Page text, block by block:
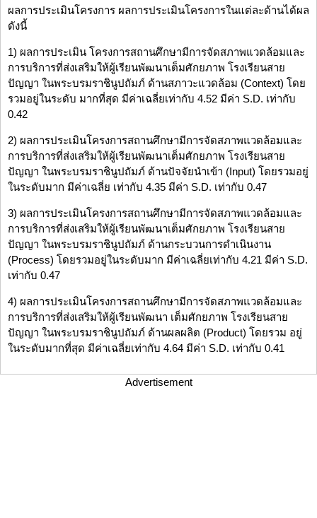
ผลการประเมินโครงการ ผลการประเมินโครงการในแต่ละด้านได้ผล
ดังนี้
1) ผลการประเมิน โครงการสถานศึกษามีการจัดสภาพแวดล้อมและ
การบริการที่ส่งเสริมให้ผู้เรียนพัฒนาเต็มศักยภาพ โรงเรียนสาย
ปัญญา ในพระบรมราชินูปถัมภ์ ด้านสภาวะแวดล้อม (Context) โดย
รวมอยู่ในระดับ มากที่สุด มีค่าเฉลี่ยเท่ากับ 4.52 มีค่า S.D. เท่ากับ
0.42
2) ผลการประเมินโครงการสถานศึกษามีการจัดสภาพแวดล้อมและ
การบริการที่ส่งเสริมให้ผู้เรียนพัฒนาเต็มศักยภาพ โรงเรียนสาย
ปัญญา ในพระบรมราชินูปถัมภ์ ด้านปัจจัยนำเข้า (Input) โดยรวมอยู่
ในระดับมาก มีค่าเฉลี่ย เท่ากับ 4.35 มีค่า S.D. เท่ากับ 0.47
3) ผลการประเมินโครงการสถานศึกษามีการจัดสภาพแวดล้อมและ
การบริการที่ส่งเสริมให้ผู้เรียนพัฒนาเต็มศักยภาพ โรงเรียนสาย
ปัญญา ในพระบรมราชินูปถัมภ์ ด้านกระบวนการดำเนินงาน
(Process) โดยรวมอยู่ในระดับมาก มีค่าเฉลี่ยเท่ากับ 4.21 มีค่า S.D.
เท่ากับ 0.47
4) ผลการประเมินโครงการสถานศึกษามีการจัดสภาพแวดล้อมและ
การบริการที่ส่งเสริมให้ผู้เรียนพัฒนา เต็มศักยภาพ โรงเรียนสาย
ปัญญา ในพระบรมราชินูปถัมภ์ ด้านผลผลิต (Product) โดยรวม อยู่
ในระดับมากที่สุด มีค่าเฉลี่ยเท่ากับ 4.64 มีค่า S.D. เท่ากับ 0.41
Advertisement